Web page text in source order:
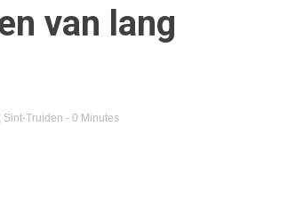
van lang
Sint-Truiden - 0 Minutes